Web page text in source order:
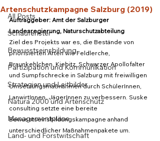
All Posts
Schaufenster
Bewusstseinsbildung
Partizipation und Kommunikation
Strategien und Leitbilder
Natura 2000 und Artenschutz
Managementpläne
Land- und Forstwitschaft
Artenschutzkampagne Salzburg (2019)
Auftraggeber: Amt der Salzburger
Landesregierung, Naturschutzabteilung
Ziel des Projekts war es, die Bestände von
priorisierten Arten wie Feldlerche,
Braunkehlchen, Kiebitz, Schwarzer Apollofalter
und Sumpfschrecke in Salzburg mit freiwilligen
Umsetzungsmaßnahmen durch SchülerInnen,
LanwirtInnen, JägerInnen zu verbessern. Suske
consulting setzte eine bereite
Bewusstseinsbildungskampagne anhand
unterschiedlicher Maßnahmenpakete um.